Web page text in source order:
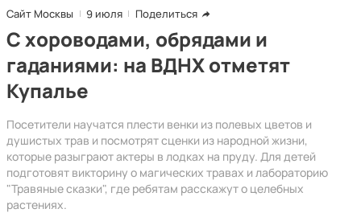
Сайт Москвы 9 июля Поделиться
С хороводами, обрядами и
гаданиями: на ВДНХ отметят
Купалье
Посетители научатся плести венки из полевых цветов и
душистых трав и посмотрят сценки из народной жизни,
которые разыграют актеры в лодках на пруду. Для детей
подготовят викторину о магических травах и лабораторию
"Травяные сказки", где ребятам расскажут о целебных
растениях.